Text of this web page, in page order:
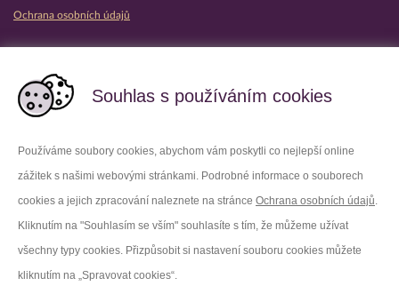
Souhlas s používáním cookies
Používáme soubory cookies, abychom vám poskytli co nejlepší online
zážitek s našimi webovými stránkami. Podrobné informace o souborech
cookies a jejich zpracování naleznete na stránce Ochrana osobních údajů.
Kliknutím na "Souhlasím se vším" souhlasíte s tím, že můžeme užívat
všechny typy cookies. Přizpůsobit si nastavení souboru cookies můžete
kliknutím na „Spravovat cookies“.
Ochrana osobních údajů
Facebook Youtube
LinkedIn